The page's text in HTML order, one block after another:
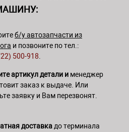
б/у автозапчасти из
и позвоните по тел.:
500-918
артикул детали и менеджер
заказ к выдаче. Или
заявку и Вам перезвонят.
доставка до терминала